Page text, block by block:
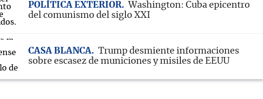
POLÍTICA EXTERIOR
Washington: Cuba epicentro
del comunismo del siglo XXI
CASA BLANCA
Trump desmiente informaciones
sobre escasez de municiones y misiles de EEUU